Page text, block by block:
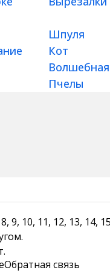
Шпуля
Кот
Пчелы
9, 10, 11, 12, 13,
Обратная связь